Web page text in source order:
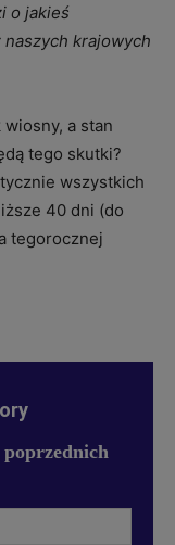
o jakieś
krajowych
a stan
tego skutki?
wszystkich
40 dni (do
tegorocznej
poprzednich